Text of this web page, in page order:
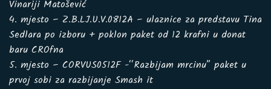
Vinariji Matošević
4. mjesto – Z.B.LJ.U.V.0812A – ulaznice za predstavu Tina
Sedlara po izboru + poklon paket od 12 krafni u donat
baru CROfna
5. mjesto – CORVUS0512F -“Razbijam mrcinu” paket u
prvoj sobi za razbijanje Smash it